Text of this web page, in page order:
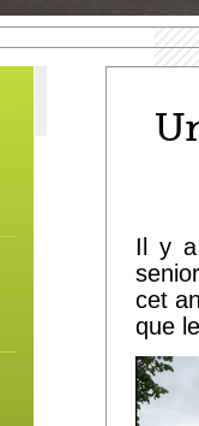
Il y a
cet
que